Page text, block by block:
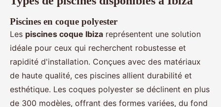
Piscines en coque polyester
Les piscines coque Ibiza représentent une solution
idéale pour ceux qui recherchent robustesse et
rapidité d'installation. Conçues avec des matériaux
de haute qualité, ces piscines allient durabilité et
esthétique. Les coques polyester se déclinent en plus
de 300 modèles, offrant des formes variées, du fond